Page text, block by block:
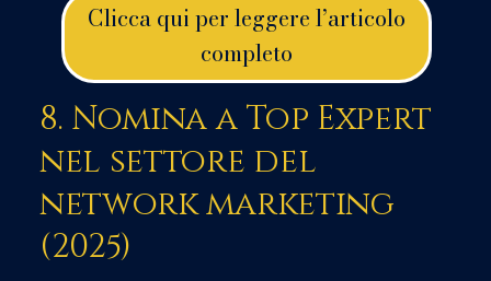
Clicca qui per leggere l’articolo
completo
8. Nomina a Top Expert
nel settore del
network marketing
(2025)